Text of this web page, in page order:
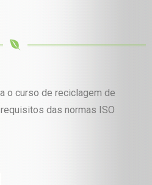
o curso de reciclagem de
das normas ISO